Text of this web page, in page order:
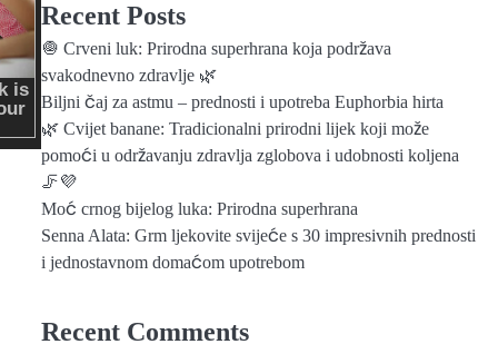
Recent Posts
🧅 Crveni luk: Prirodna superhrana koja podržava
svakodnevno zdravlje 🌿
Biljni čaj za astmu – prednosti i upotreba Euphorbia hirta
🌿 Cvijet banane: Tradicionalni prirodni lijek koji može
pomoći u održavanju zdravlja zglobova i udobnosti koljena
🦵💜
Moć crnog bijelog luka: Prirodna superhrana
Senna Alata: Grm ljekovite svijeće s 30 impresivnih prednosti
i jednostavnom domaćom upotrebom
Recent Comments